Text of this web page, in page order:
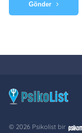
Gönder
© 2026 Psikolist bir